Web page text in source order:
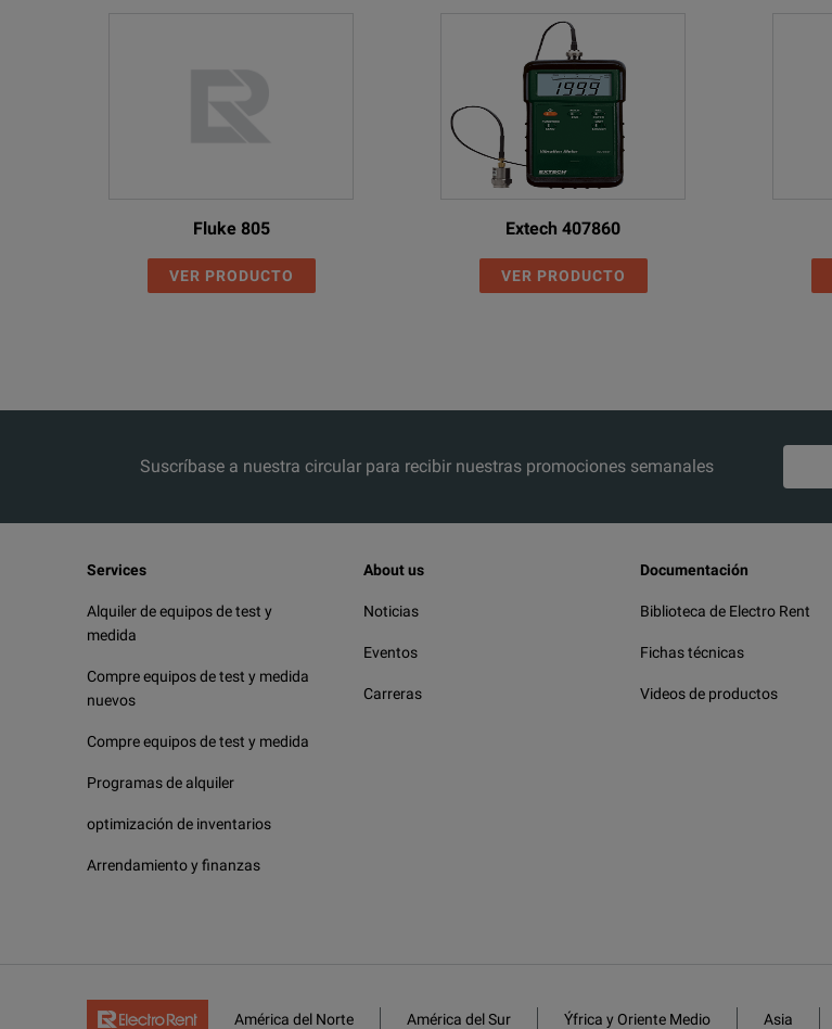
Fluke 805
VER PRODUCTO
Extech 407860
VER PRODUCTO
Suscríbase a nuestra circular para recibir nuestras promociones semanales
Services
Alquiler de equipos de test y
medida
Compre equipos de test y medida
nuevos
Compre equipos de test y medida
Programas de alquiler
optimización de inventarios
Arrendamiento y finanzas
About us
Noticias
Eventos
Carreras
Documentación
Biblioteca de Electro Rent
Fichas técnicas
Videos de productos
América del Norte América del Sur Ýfrica y Oriente Medio Asia